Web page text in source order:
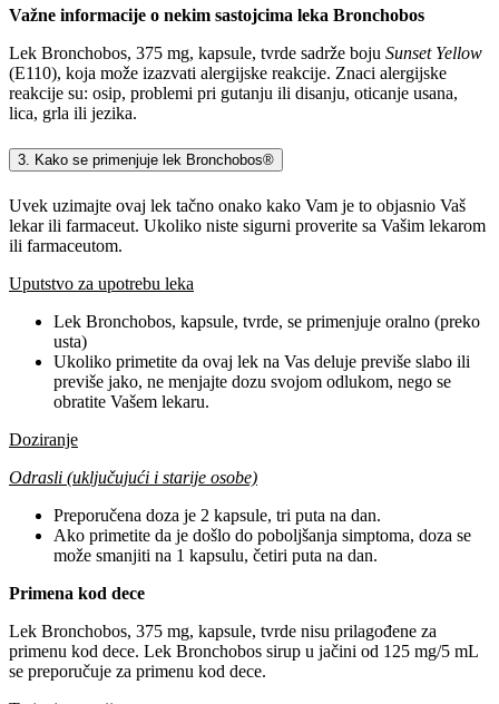
Važne informacije o nekim sastojcima leka Bronchobos
Lek Bronchobos, 375 mg, kapsule, tvrde sadrže boju Sunset Yellow
(E110), koja može izazvati alergijske reakcije. Znaci alergijske
reakcije su: osip, problemi pri gutanju ili disanju, oticanje usana,
lica, grla ili jezika.
3. Kako se primenjuje lek Bronchobos®
Uvek uzimajte ovaj lek tačno onako kako Vam je to objasnio Vaš
lekar ili farmaceut. Ukoliko niste sigurni proverite sa Vašim lekarom
ili farmaceutom.
Uputstvo za upotrebu leka
Lek Bronchobos, kapsule, tvrde, se primenjuje oralno (preko
usta)
Ukoliko primetite da ovaj lek na Vas deluje previše slabo ili
previše jako, ne menjajte dozu svojom odlukom, nego se
obratite Vašem lekaru.
Doziranje
Odrasli (uključujući i starije osobe)
Preporučena doza je 2 kapsule, tri puta na dan.
Ako primetite da je došlo do poboljšanja simptoma, doza se
može smanjiti na 1 kapsulu, četiri puta na dan.
Primena kod dece
Lek Bronchobos, 375 mg, kapsule, tvrde nisu prilagođene za
primenu kod dece. Lek Bronchobos sirup u jačini od 125 mg/5 mL
se preporučuje za primenu kod dece.